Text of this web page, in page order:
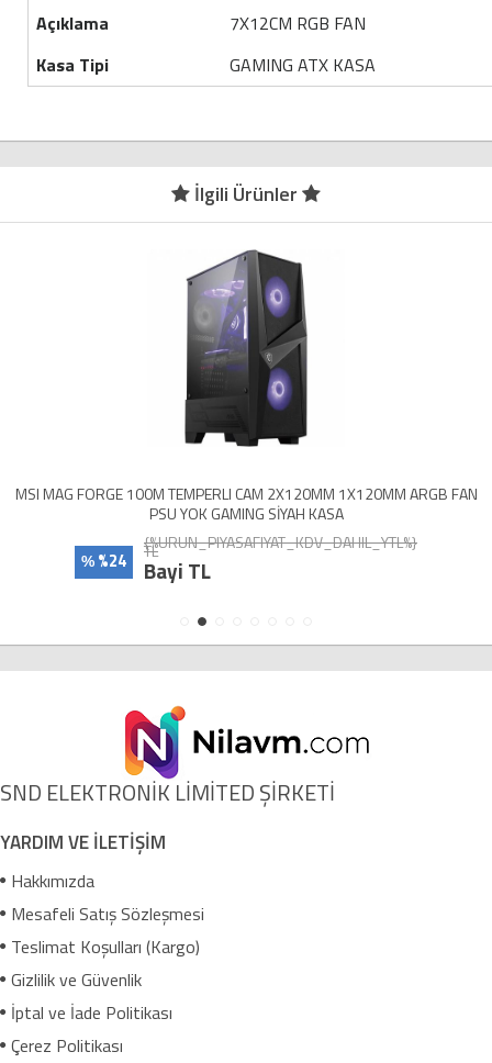
Açıklama
7X12CM RGB FAN
Kasa Tipi
GAMING ATX KASA
İlgili Ürünler
MSI MAG FORGE 100M TEMPERLI CAM 2X120MM 1X120MM ARGB FAN
PSU YOK GAMING SİYAH KASA
% %24
{%URUN_PIYASAFIYAT_KDV_DAHIL_YTL%}
TL
Bayi TL
SND ELEKTRONİK LİMİTED ŞİRKETİ
YARDIM VE İLETİŞİM
Hakkımızda
Mesafeli Satış Sözleşmesi
Teslimat Koşulları (Kargo)
Gizlilik ve Güvenlik
İptal ve İade Politikası
Çerez Politikası